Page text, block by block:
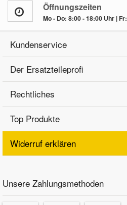
Öffnungszeiten
Mo - Do: 8:00 - 18:00 Uhr |
Kundenservice
Der Ersatzteileprofi
Rechtliches
Top Produkte
Widerruf erklären
Unsere Zahlungsmethoden